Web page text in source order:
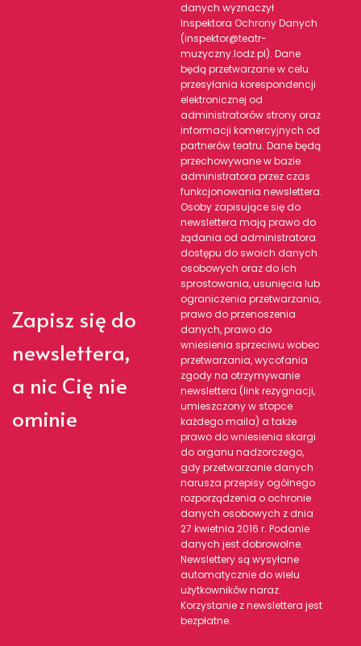
Zapisz się do
newslettera,
a nic Cię nie
ominie
danych wyznaczył
Inspektora Ochrony Danych
(inspektor@teatr-
muzyczny.lodz.pl). Dane
będą przetwarzane w celu
przesyłania korespondencji
elektronicznej od
administratorów strony oraz
informacji komercyjnych od
partnerów teatru. Dane będą
przechowywane w bazie
administratora przez czas
funkcjonowania newslettera.
Osoby zapisujące się do
newslettera mają prawo do
żądania od administratora
dostępu do swoich danych
osobowych oraz do ich
sprostowania, usunięcia lub
ograniczenia przetwarzania,
prawo do przenoszenia
danych, prawo do
wniesienia sprzeciwu wobec
przetwarzania, wycofania
zgody na otrzymywanie
newslettera (link rezygnacji,
umieszczony w stopce
każdego maila) a także
prawo do wniesienia skargi
do organu nadzorczego,
gdy przetwarzanie danych
narusza przepisy ogólnego
rozporządzenia o ochronie
danych osobowych z dnia
27 kwietnia 2016 r. Podanie
danych jest dobrowolne.
Newslettery są wysyłane
automatycznie do wielu
użytkowników naraz.
Korzystanie z newslettera jest
bezpłatne.